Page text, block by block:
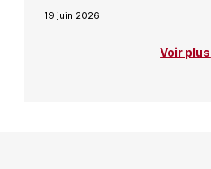
19 juin 2026
Voir plus